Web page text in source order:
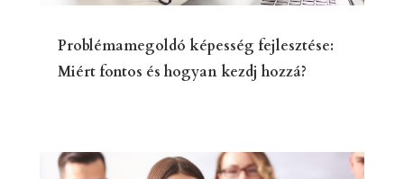
Problémamegoldó képesség fejlesztése:
Miért fontos és hogyan kezdj hozzá?